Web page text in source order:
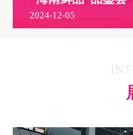
2024-12-05